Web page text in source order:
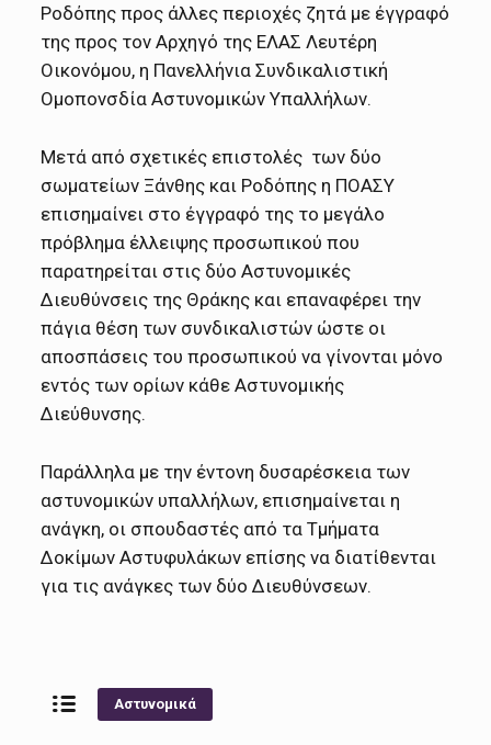
Ροδόπης προς άλλες περιοχές ζητά με έγγραφό
της προς τον Αρχηγό της ΕΛΑΣ Λευτέρη
Οικονόμου, η Πανελλήνια Συνδικαλιστική
Ομοπονσδία Αστυνομικών Υπαλλήλων.
Μετά από σχετικές επιστολές των δύο
σωματείων Ξάνθης και Ροδόπης η ΠΟΑΣΥ
επισημαίνει στο έγγραφό της το μεγάλο
πρόβλημα έλλειψης προσωπικού που
παρατηρείται στις δύο Αστυνομικές
Διευθύνσεις της Θράκης και επαναφέρει την
πάγια θέση των συνδικαλιστών ώστε οι
αποσπάσεις του προσωπικού να γίνονται μόνο
εντός των ορίων κάθε Αστυνομικής
Διεύθυνσης.
Παράλληλα με την έντονη δυσαρέσκεια των
αστυνομικών υπαλλήλων, επισημαίνεται η
ανάγκη, οι σπουδαστές από τα Τμήματα
Δοκίμων Αστυφυλάκων επίσης να διατίθενται
για τις ανάγκες των δύο Διευθύνσεων.
Αστυνομικά